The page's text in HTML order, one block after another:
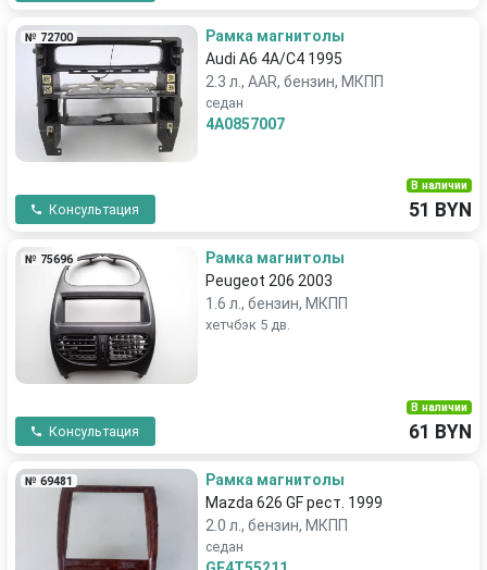
№ 72700
Рамка магнитолы
Audi A6 4A/C4 1995
2.3 л., AAR, бензин, МКПП
седан
4A0857007
Консультация
В наличии
51 BYN
№ 75696
Рамка магнитолы
Peugeot 206 2003
1.6 л., бензин, МКПП
хетчбэк 5 дв.
Консультация
В наличии
61 BYN
№ 69481
Рамка магнитолы
Mazda 626 GF рест. 1999
2.0 л., бензин, МКПП
седан